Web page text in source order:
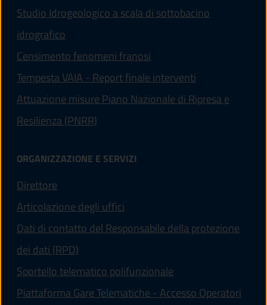
Studio Idrogeologico a scala di sottobacino
idrografico
Censimento fenomeni franosi
Tempesta VAIA - Report finale interventi
Attuazione misure Piano Nazionale di Ripresa e
Resilienza (PNRR)
ORGANIZZAZIONE E SERVIZI
Direttore
Articolazione degli uffici
Dati di contatto del Responsabile della protezione
dei dati (RPD)
Sportello telematico polifunzionale
Piattaforma Gare Telematiche - Accesso Operatori